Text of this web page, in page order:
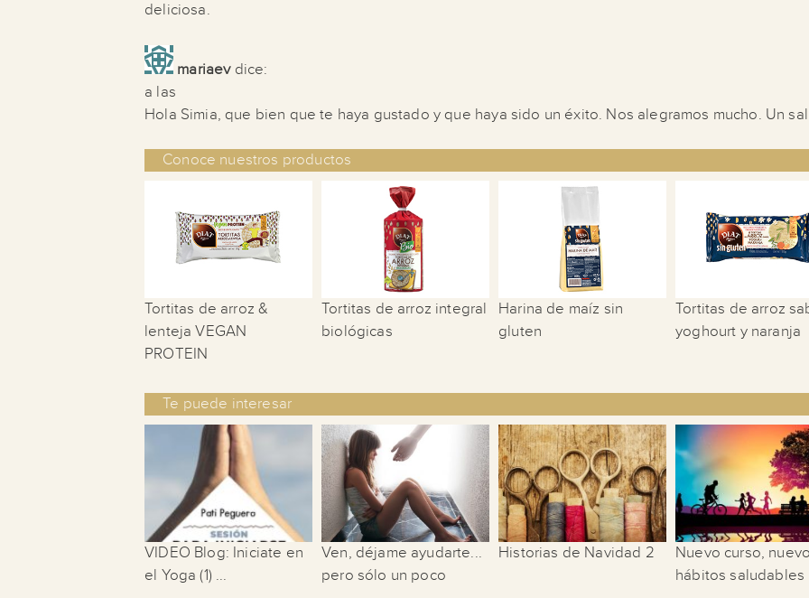
deliciosa.
mariaev dice:
a las
Hola Simia, que bien que te haya gustado y que haya sido un éxito. Nos alegramos mucho. Un
Conoce nuestros productos
Tortitas de arroz &
lenteja VEGAN
PROTEIN
Tortitas de arroz integral
biológicas
Harina de maíz sin
gluten
Tortitas de arroz
yoghourt y naranja
Te puede interesar
VIDEO Blog: Iniciate en
el Yoga (1) ...
Ven, déjame ayudarte...
pero sólo un poco
Historias de Navidad 2
Nuevo curso,
hábitos saludables